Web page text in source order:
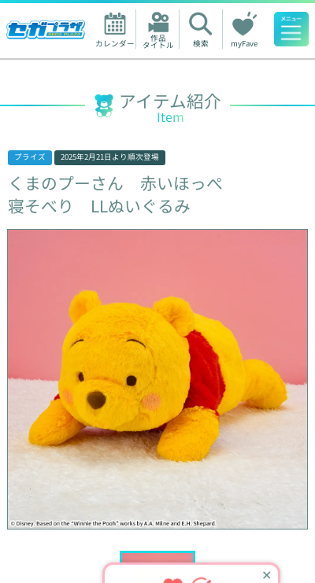
カレンダー 作品
タイトル 検索 myFave
人気ワード
アイテム紹介
Item
プライズ 2025年2月21日 より順次登場
くまのプーさん
赤いほっぺ
寝そべり
LLぬいぐるみ
✕